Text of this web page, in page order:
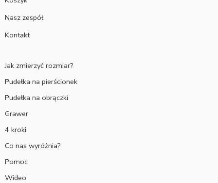
Nasz zespół
Kontakt
Jak zmierzyć rozmiar?
Pudełka na pierścionek
Pudełka na obrączki
Grawer
4 kroki
Co nas wyróżnia?
Pomoc
Wideo